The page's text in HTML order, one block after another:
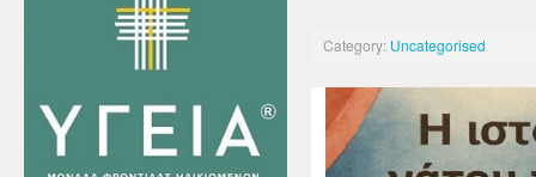
Category: Uncategorised